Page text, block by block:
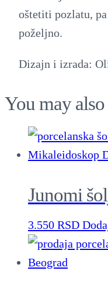
o
oštetiti pozlatu,
poželjno.
Dizajn i izrada:
You may
Junomi
3.550 RSD